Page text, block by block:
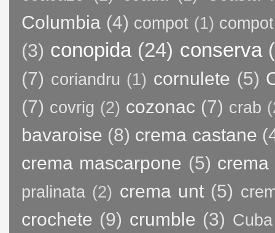
Columbia (4) compot (1)
(3) conopida (24) conserva
(7) coriandru (1) cornulete (5)
(7) covrig (2) cozonac (7) crab
bavaroise (8) crema castane
crema mascarpone (5) crema
pralinata (2) crema unt (5)
crochete (9) crumble (3) Cuba